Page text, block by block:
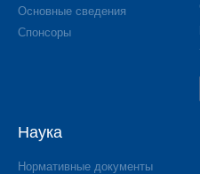
Основные сведения
Спонсоры
Наука
Нормативные документы